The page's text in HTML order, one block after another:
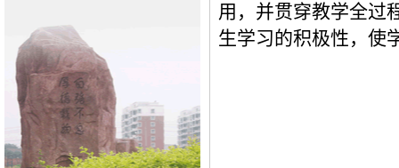
用，并贯穿教学全过
生学习的积极性，使